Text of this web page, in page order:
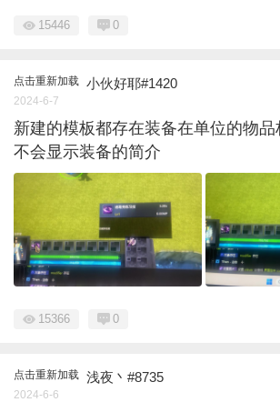
15446 0
点击重新加载 小伙好耶#1420
2024-6-7
新建的模板都存在装备在单位的物品
不会显示装备的简介
15366 0
点击重新加载 浅夜丶#8735
2024-6-6